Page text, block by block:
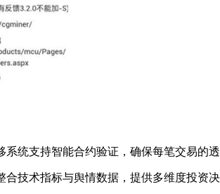
系统支持智能合约验证，确保每笔交易的透
合技术指标与舆情数据，提供多维度投资决